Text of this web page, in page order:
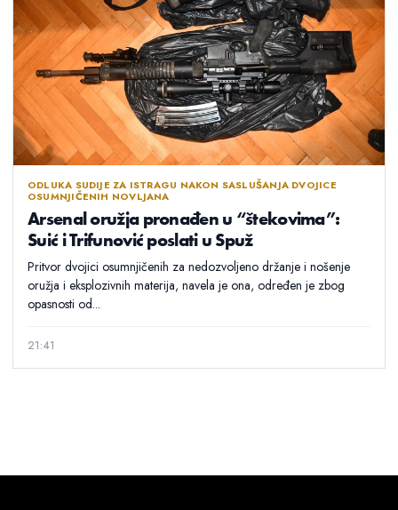
ODLUKA SUDIJE ZA ISTRAGU NAKON SASLUŠANJA DVOJICE
OSUMNJIČENIH NOVLJANA
Arsenal oružja pronađen u “štekovima”:
Suić i Trifunović poslati u Spuž
Pritvor dvojici osumnjičenih za nedozvoljeno držanje i nošenje
oružja i eksplozivnih materija, navela je ona, određen je zbog
opasnosti od...
21:41